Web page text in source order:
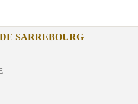
SARREBOURG